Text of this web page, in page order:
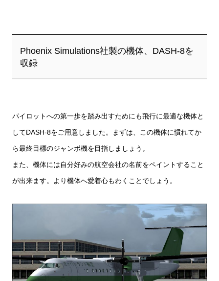
Phoenix Simulations社製の機体、DASH-8を
収録
パイロットへの第一歩を踏み出すためにも飛行に最適な機体と
してDASH-8をご用意しました。まずは、この機体に慣れてか
ら最終目標のジャンボ機を目指しましょう。
また、機体には自分好みの航空会社の名前をペイントすること
が出来ます。より機体へ愛着心もわくことでしょう。